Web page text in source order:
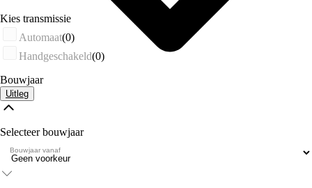
Kies transmissie
Automaat(0)
Handgeschakeld(0)
Bouwjaar
Uitleg
Selecteer bouwjaar
Bouwjaar vanaf